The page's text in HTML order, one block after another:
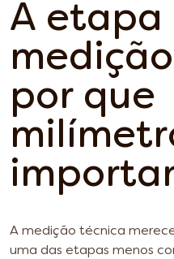
A etapa
por que
A medição técnica
uma das etapas menos